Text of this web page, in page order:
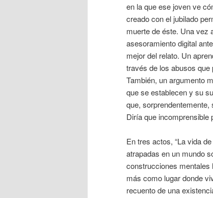
en la que ese joven ve
creado con el jubilado
muerte de éste. Una vez
asesoramiento digital
mejor del relato. Un
través de los abusos que
También, un argumento
que se establecen y su
que,
Diría que
En tres actos, “La vida
atrapadas en un mundo
construcciones mentales
más como lugar donde
recuento de una